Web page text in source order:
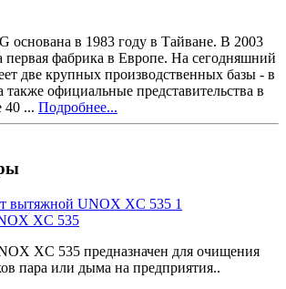
основана в 1983 году в Тайване. В 2003
первая фабрика в Европе. На сегодняшний
две крупных производственных базы - в
официальные представительства в
40 ... Подробнее...
XC 535
XC 535 предназначен для очищения
пара или дыма на предприятия..